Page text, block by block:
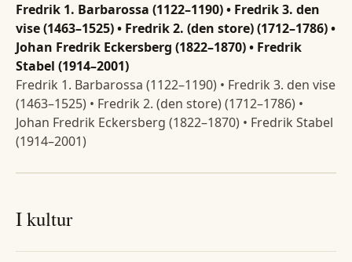
Fredrik 1. Barbarossa (1122–1190) • Fredrik 3. den
vise (1463–1525) • Fredrik 2. (den store) (1712–1786) •
Johan Fredrik Eckersberg (1822–1870) • Fredrik
Stabel (1914–2001)
Fredrik 1. Barbarossa (1122–1190) • Fredrik 3. den vise
(1463–1525) • Fredrik 2. (den store) (1712–1786) •
Johan Fredrik Eckersberg (1822–1870) • Fredrik Stabel
(1914–2001)
I kultur